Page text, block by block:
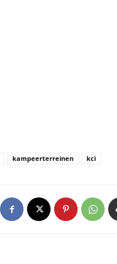
kampeerterreinen kci